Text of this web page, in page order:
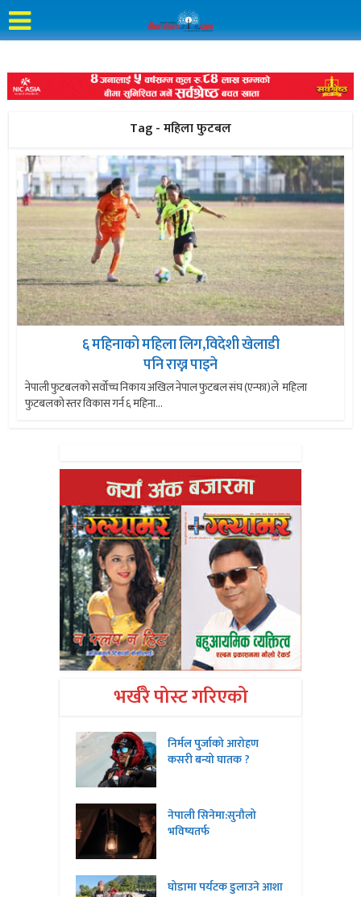
Tag - महिला फुटबल
६ महिनाको महिला लिग,विदेशी खेलाडी
पनि राख्न पाइने
नेपाली फुटबलको सर्वोच्च निकाय अखिल नेपाल फुटबल संघ (एन्फा)ले महिला
फुटबलको स्तर विकास गर्न ६ महिना...
भर्खरै पोस्ट गरिएको
निर्मल पुर्जाको आरोहण
कसरी बन्यो घातक ?
नेपाली सिनेमा:सुनौलो
भविष्यतर्फ
घोडामा पर्यटक डुलाउने आशा